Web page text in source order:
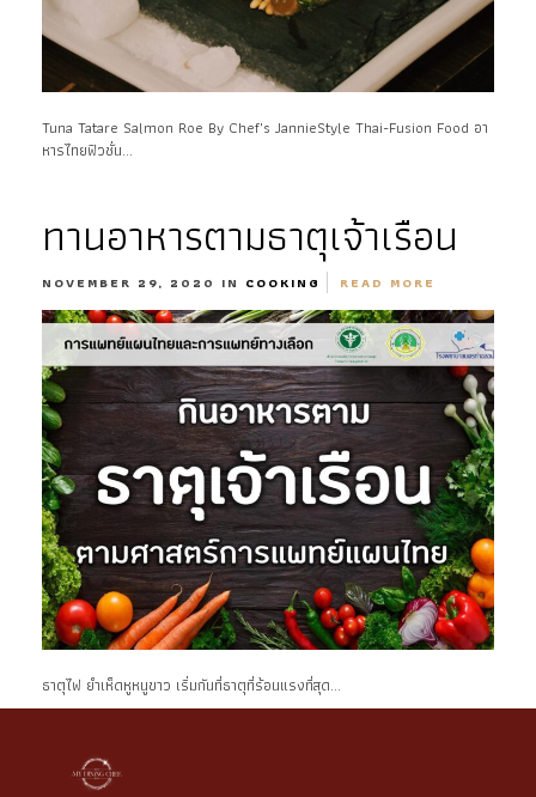
Tuna Tatare Salmon Roe By Chef's JannieStyle Thai-Fusion Food อา
หารไทยฟิวชั่น...
ทานอาหารตามธาตุเจ้าเรือน
NOVEMBER 29, 2020 IN COOKING READ MORE
ธาตุไฟ ยำเห็ดหูหนูขาว เริ่มกันที่ธาตุที่ร้อนแรงที่สุด...